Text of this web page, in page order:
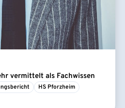
vermittelt als Fachwissen
HS Pforzheim